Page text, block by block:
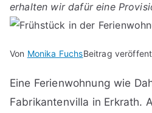
erhalten wir dafür eine
Von Monika FuchsBeitrag
Eine Ferienwohnung wie
Fabrikantenvilla in Erkrath.